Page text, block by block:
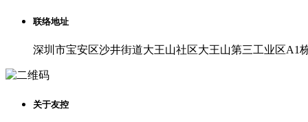
联络地址
深圳市宝安区沙井街道大王山社区大王山第三工业区A1
关于友控